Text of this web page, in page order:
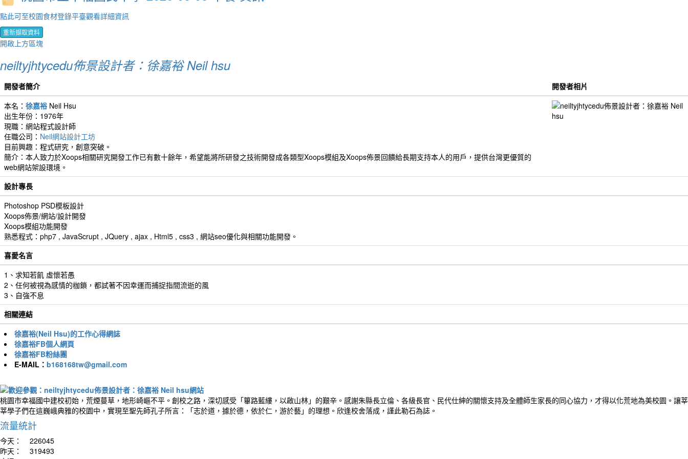
點此可至校園食材登錄平臺觀看詳細資訊
重新擷取資料
開啟上方區塊
neiltyjhtycedu佈景設計者：徐嘉裕 Neil hsu
開發者簡介
開發者相片
本名： 徐嘉裕 Neil Hsu
出生年份：1976年
現職：網站程式設計師
任職公司： Neil網站設計工坊
目前興趣：程式研究，創意突破。
簡介：本人致力於Xoops相關研究開發工作已有數十餘年，希望能將所研發之技術開發成各類型Xoops模組及Xoops佈景回饋給長期支持本人的用戶，提供台灣更優質的
web網站架設環境。
設計專長
Photoshop PSD模板設計
Xoops佈景/網站/設計開發
Xoops模組功能開發
熟悉程式：php7 , JavaScrupt , JQuery , ajax , Html5 , css3 , 網站seo優化與相關功能開發。
喜愛名言
1、求知若飢 虛懷若愚
2、任何被視為感情的枷鎖，都試著不因幸運而捕捉指間流逝的風
3、自強不息
相關連結
徐嘉裕(Neil Hsu)的工作心得網誌
徐嘉裕FB個人網頁
徐嘉裕FB粉絲團
E-MAIL： b168168tw@gmail.com
桃園市幸福國中建校初始，荒煙蔓草，地形崎嶇不平。創校之路，深切感受「篳路藍縷，以啟山林」的艱辛。感謝朱縣長立倫、各級長官、民代仕紳的關懷支持及全體師生家長的同心協力，才得以化荒地為美校園。讓莘
莘學子們在這巍峨典雅的校園中，實現至聖先師孔子所言：「志於道，據於德，依於仁，游於藝」的理想。欣逢校舍落成，謹此勒石為誌。
流量統計
今天：
226045
昨天：
319493